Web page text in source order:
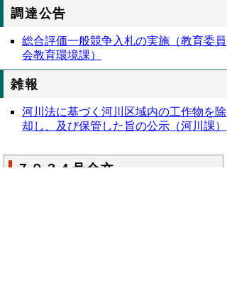
調達公告
総合評価一般競争入札の実施（教育委員
会教育環境課）
雑報
河川法に基づく河川区域内の工作物を除
却し、及び保管した旨の公示（河川課）
７９３４号全文